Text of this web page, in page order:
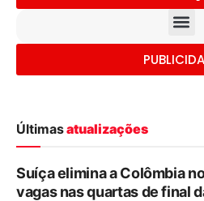
Últimasatualizações
Suíça elimina a Colômbia
vagas nas quartas de final